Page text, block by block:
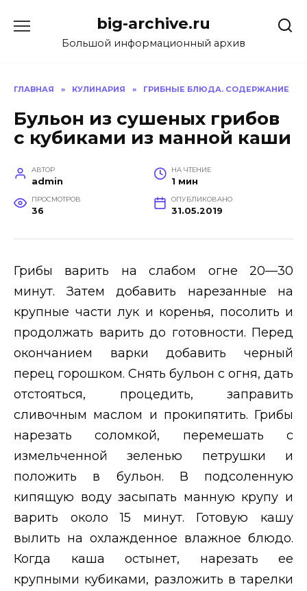
содержанию
big-archive.ru
Большой информационный архив
ГЛАВНАЯ » КУЛИНАРИЯ » ГРИБНЫЕ БЛЮДА. СОДЕРЖАНИЕ
Бульон из сушеных грибов
с кубиками из манной каши
АВТОР
admin
НА ЧТЕНИЕ
1 мин
ПРОСМОТРОВ
36
ОПУБЛИКОВАНО
31.05.2019
Грибы варить на слабом огне 20—30
минут. Затем добавить нарезанные на
крупные части лук и коренья, посолить и
продолжать варить до готовности. Перед
окончанием варки добавить черный
перец горошком. Снять бульон с огня, дать
отстояться, процедить, заправить
сливочным маслом и прокипятить. Грибы
нарезать соломкой, перемешать с
измельченной зеленью петрушки и
положить в бульон. В подсоленную
кипящую воду засыпать манную крупу и
варить около 15 минут. Готовую кашу
вылить на охлажденное влажное блюдо.
Когда каша остынет, нарезать ее
крупными кубиками, разложить в тарелки